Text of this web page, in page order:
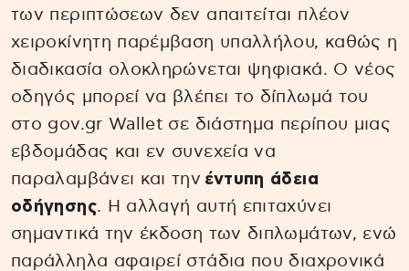
των περιπτώσεων δεν απαιτείται πλέον
χειροκίνητη παρέμβαση υπαλλήλου, καθώς η
διαδικασία ολοκληρώνεται ψηφιακά. Ο νέος
οδηγός μπορεί να βλέπει το δίπλωμά του
στο gov.gr Wallet σε διάστημα περίπου μιας
εβδομάδας και εν συνεχεία να
παραλαμβάνει και την έντυπη άδεια
οδήγησης. Η αλλαγή αυτή επιταχύνει
σημαντικά την έκδοση των διπλωμάτων, ενώ
παράλληλα αφαιρεί στάδια που διαχρονικά